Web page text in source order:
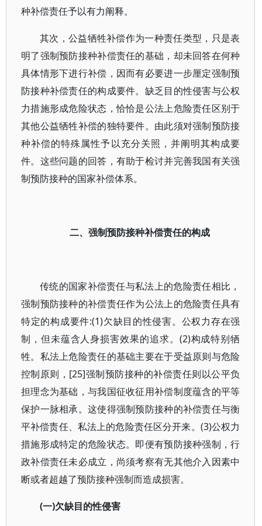
种补偿责任予以有力阐释。
其次，公益牺牲补偿作为一种责任类型，只是表
明了强制预防接种补偿责任的基础，却未回答在何种
具体情形下进行补偿，因而有必要进一步厘定强制预
防接种补偿责任的构成要件。缺乏目的性侵害与公权
力措施形成危险状态，恰恰是公法上危险责任区别于
其他公益牺牲补偿的独特要件。由此须对强制预防接
种补偿的特殊属性予以充分关照，并阐明其构成要
件。这些问题的回答，有助于检讨并完善我国有关强
制预防接种的国家补偿体系。
二、强制预防接种补偿责任的构成
传统的国家补偿责任与私法上的危险责任相比，
强制预防接种的补偿责任作为公法上的危险责任具有
特定的构成要件:(1)欠缺目的性侵害。公权力存在强
制，但未蕴含人身损害效果的追求。(2)构成特别牺
牲。私法上危险责任的基础主要在于受益原则与危险
控制原则，[25]强制预防接种的补偿责任则以公平负
担理念为基础，与我国征收征用补偿制度蕴含的平等
保护一脉相承。这使得强制预防接种的补偿责任与衡
平补偿责任、私法上的危险责任区分开来。(3)公权力
措施形成特定的危险状态。即便有预防接种强制，行
政补偿责任未必成立，尚须考察有无其他介入因素中
断或者超越了预防接种强制而造成损害。
(一)欠缺目的性侵害